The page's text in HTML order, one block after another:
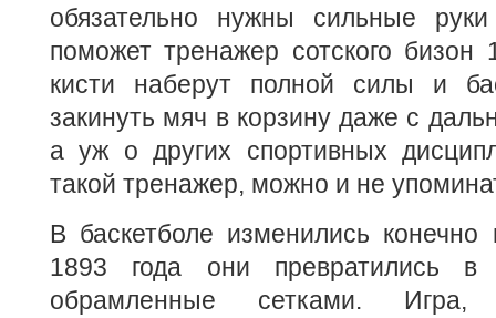
обязательно нужны сильные
поможет тренажер сотского
кисти наберут полной силы и
закинуть мяч в корзину даже с
а уж о других спортивных
такой тренажер, можно и не
В баскетболе изменились
1893 года они превратились в
обрамленные сетками.